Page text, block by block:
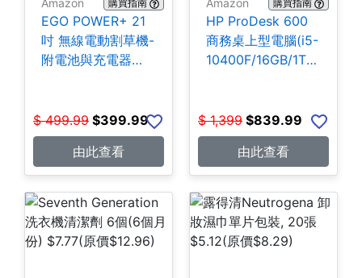
Amazon 購買指南
EGO POWER+ 21
吋 無線電動割草機-
附電池與充電器
$ 499.99 $399.99
由此查看
Amazon 購買指南
HP ProDesk 600
商務桌上型電腦(i5-
10400F/16GB/1TB
$ 1,399 $839.99
由此查看